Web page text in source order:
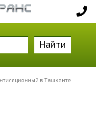
Найти
в Ташкенте